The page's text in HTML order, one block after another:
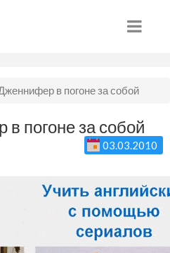
в погоне за собой
погоне за собой
03.03.2010